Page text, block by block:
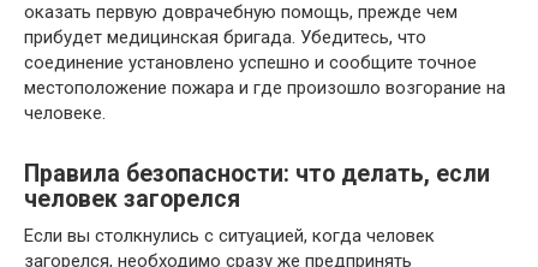
оказать первую доврачебную помощь, прежде чем
прибудет медицинская бригада. Убедитесь, что
соединение установлено успешно и сообщите точное
местоположение пожара и где произошло возгорание на
человеке.
Правила безопасности: что делать, если
человек загорелся
Если вы столкнулись с ситуацией, когда человек
загорелся, необходимо сразу же предпринять